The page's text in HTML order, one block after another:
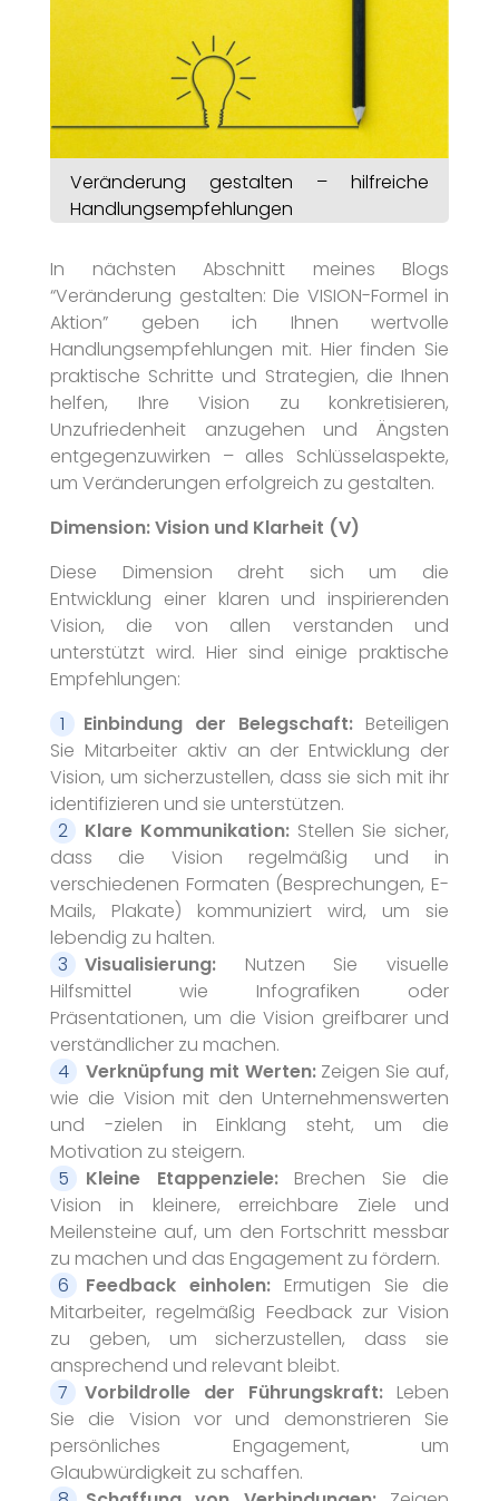
Veränderung gestalten – hilfreiche
Handlungsempfehlungen
In nächsten Abschnitt meines Blogs
“Veränderung gestalten: Die VISION-Formel in
Aktion” geben ich Ihnen wertvolle
Handlungsempfehlungen mit. Hier finden Sie
praktische Schritte und Strategien, die Ihnen
helfen, Ihre Vision zu konkretisieren,
Unzufriedenheit anzugehen und Ängsten
entgegenzuwirken – alles Schlüsselaspekte,
um Veränderungen erfolgreich zu gestalten.
Dimension: Vision und Klarheit (V)
Diese Dimension dreht sich um die
Entwicklung einer klaren und inspirierenden
Vision, die von allen verstanden und
unterstützt wird. Hier sind einige praktische
Empfehlungen:
Einbindung der Belegschaft: Beteiligen
Sie Mitarbeiter aktiv an der Entwicklung der
Vision, um sicherzustellen, dass sie sich mit ihr
identifizieren und sie unterstützen.
Klare Kommunikation: Stellen Sie sicher,
dass die Vision regelmäßig und in
verschiedenen Formaten (Besprechungen, E-
Mails, Plakate) kommuniziert wird, um sie
lebendig zu halten.
Visualisierung: Nutzen Sie visuelle
Hilfsmittel wie Infografiken oder
Präsentationen, um die Vision greifbarer und
verständlicher zu machen.
Verknüpfung mit Werten:Zeigen Sie auf,
wie die Vision mit den Unternehmenswerten
und -zielen in Einklang steht, um die
Motivation zu steigern.
Kleine Etappenziele:Brechen Sie die
Vision in kleinere, erreichbare Ziele und
Meilensteine auf, um den Fortschritt messbar
zu machen und das Engagement zu fördern.
Feedback einholen: Ermutigen Sie die
Mitarbeiter, regelmäßig Feedback zur Vision
zu geben, um sicherzustellen, dass sie
ansprechend und relevant bleibt.
Vorbildrolle der Führungskraft: Leben
Sie die Vision vor und demonstrieren Sie
persönliches Engagement, um
Glaubwürdigkeit zu schaffen.